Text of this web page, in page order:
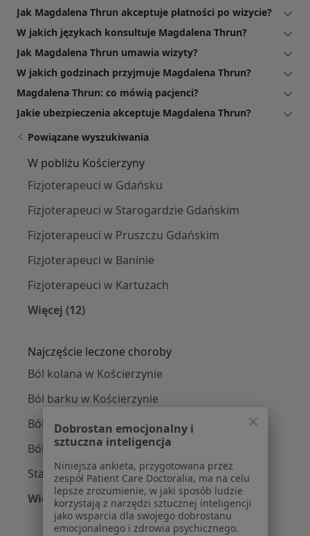
Jak Magdalena Thrun akceptuje płatności po wizycie?
W jakich językach konsultuje Magdalena Thrun?
Jak Magdalena Thrun umawia wizyty?
W jakich godzinach przyjmuje Magdalena Thrun?
Magdalena Thrun: co mówią pacjenci?
Jakie ubezpieczenia akceptuje Magdalena Thrun?
Powiązane wyszukiwania
W pobliżu Kościerzyny
Fizjoterapeuci w Gdańsku
Fizjoterapeuci w Starogardzie Gdańskim
Fizjoterapeuci w Pruszczu Gdańskim
Fizjoterapeuci w Baninie
Fizjoterapeuci w Kartuzach
Więcej (12)
Najczęście leczone choroby
Ból kolana w Kościerzynie
Ból barku w Kościerzynie
Ból biodra w Kościerzynie
Bóle kręgosłupa w Kościerzynie
Stany pooperacyjne w Kościerzynie
Więcej (15)
Więcej w kategorii: Najczęście leczone
Dobrostan emocjonalny i
sztuczna inteligencja
Niniejsza ankieta, przygotowana przez
zespół Patient Care Doctoralia, ma na celu
lepsze zrozumienie, w jaki sposób ludzie
korzystają z narzędzi sztucznej inteligencji
jako wsparcia dla swojego dobrostanu
emocjonalnego i zdrowia psychicznego.